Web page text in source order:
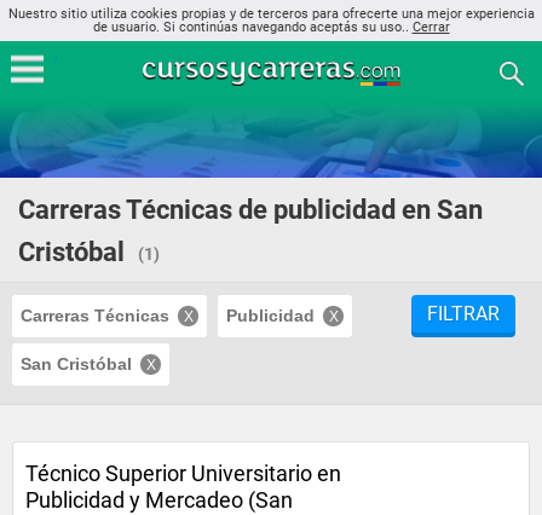
Nuestro sitio utiliza cookies propias y de terceros para ofrecerte una mejor experiencia
de usuario. Si continúas navegando aceptás su uso.. Cerrar
Carreras Técnicas de publicidad en San
Cristóbal
(1)
Carreras Técnicas Publicidad
San Cristóbal
FILTRAR
Técnico Superior Universitario en
Publicidad y Mercadeo (San